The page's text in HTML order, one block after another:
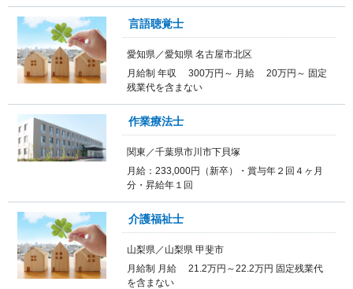
言語聴覚士
愛知県／愛知県 名古屋市北区
月給制 年収 300万円～ 月給 20万円～ 固定
残業代を含まない
作業療法士
関東／千葉県市川市下貝塚
月給：233,000円（新卒）・賞与年２回４ヶ月
分・昇給年１回
介護福祉士
山梨県／山梨県 甲斐市
月給制 月給 21.2万円～22.2万円 固定残業代
を含まない